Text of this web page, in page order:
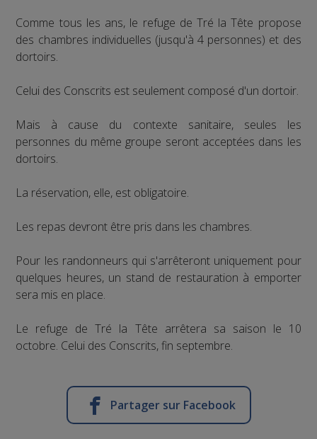
Comme tous les ans, le refuge de Tré la Tête propose
des chambres individuelles (jusqu'à 4 personnes) et des
dortoirs.
Celui des Conscrits est seulement composé d'un dortoir.
Mais à cause du contexte sanitaire, seules les
personnes du même groupe seront acceptées dans les
dortoirs.
La réservation, elle, est obligatoire.
Les repas devront être pris dans les chambres.
Pour les randonneurs qui s'arrêteront uniquement pour
quelques heures, un stand de restauration à emporter
sera mis en place.
Le refuge de Tré la Tête arrêtera sa saison le 10
octobre. Celui des Conscrits, fin septembre.
Partager sur Facebook